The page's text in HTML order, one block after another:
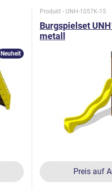
Neuheit
Produkt - UNH-1057K-15
Burgspielset
metall
Preis auf